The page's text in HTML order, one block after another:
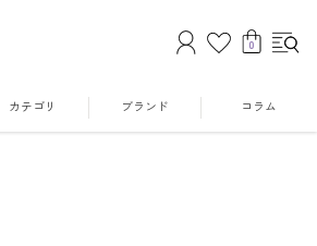
0
カテゴリ ブランド コラム